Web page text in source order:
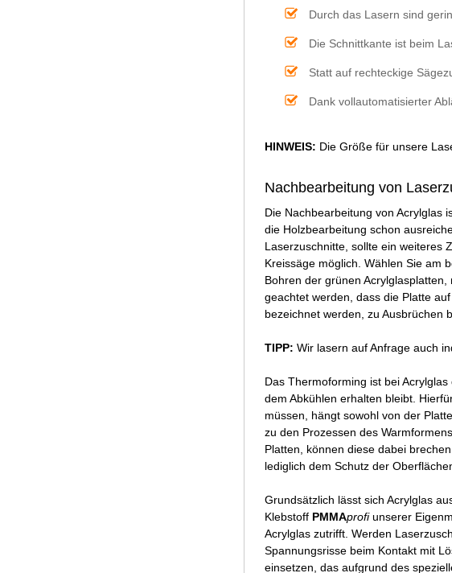
Durch das Lasern sind
Die Schnittkante ist beim
Statt auf rechteckige
Dank vollautomatisierter
HINWEIS: Die Größe für unsere
Nachbearbeitung von
Die Nachbearbeitung von Acrylglas
die Holzbearbeitung schon
Laserzuschnitte, sollte ein weiteres
Kreissäge möglich. Wählen Sie am
Bohren der grünen
geachtet werden, dass die Platte
bezeichnet werden, zu Ausbrüchen
TIPP: Wir lasern auf Anfrage auch
Das Thermoforming ist bei
dem Abkühlen erhalten bleibt.
müssen, hängt sowohl von der
zu den Prozessen des
Platten, können diese dabei
lediglich dem Schutz der
Grundsätzlich lässt sich Acrylglas
Klebstoff PMMAprofiunserer
Acrylglas zutrifft. Werden
Spannungsrisse beim Kontakt mit
einsetzen, das aufgrund des